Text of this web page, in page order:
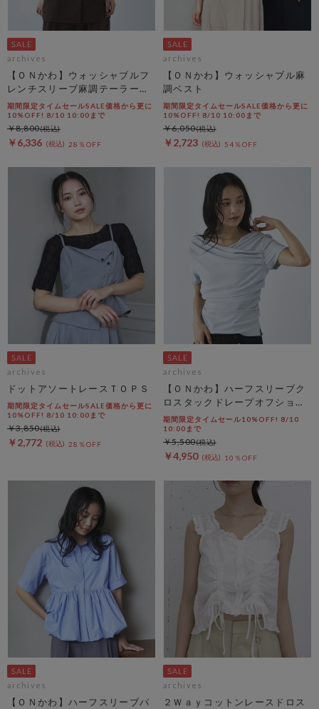
archives
【ＯＮかわ】ウォッシャブルフ
レンチスリーブ麻調テーラード
ＪＫ
期間限定タイムセールSALE価格から更に
10%OFF! 8/10 10:00まで
￥6,336 28％OFF
￥8,800
archives
【ＯＮかわ】ウォッシャブル麻
調ベスト
期間限定タイムセールSALE価格から更に
10%OFF! 8/10 10:00まで
￥2,723 54％OFF
￥6,050
archives
ドットアソートレースＴＯＰＳ
期間限定タイムセールSALE価格から更に
10%OFF! 8/10 10:00まで
￥2,772 28％OFF
￥3,850
archives
【ＯＮかわ】ハーフスリーブク
ロスタックドレープオフショル
ＴＯＰＳ
期間限定タイムセール10%OFF! 8/10
10:00まで
￥4,950 10％OFF
￥5,500
archives
【ＯＮかわ】ハーフスリーブバ
archives
２Ｗａｙコットンレースドロス